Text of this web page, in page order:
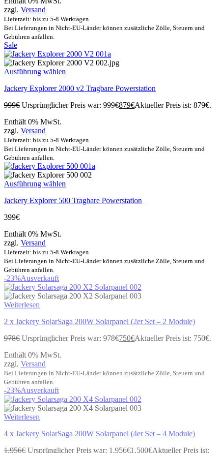
zzgl. Versand
Lieferzeit: bis zu 5-8 Werktagen
Bei Lieferungen in Nicht-EU-Länder können zusätzliche Zölle, Steuern und
Gebühren anfallen.
Sale
Ausführung wählen
Jackery Explorer 2000 v2 Tragbare Powerstation
999€ Ursprünglicher Preis war: 999€879€Aktueller Preis ist: 879€.
Enthält 0% MwSt.
zzgl. Versand
Lieferzeit: bis zu 5-8 Werktagen
Bei Lieferungen in Nicht-EU-Länder können zusätzliche Zölle, Steuern und
Gebühren anfallen.
Ausführung wählen
Jackery Explorer 500 Tragbare Powerstation
399€
Enthält 0% MwSt.
zzgl. Versand
Lieferzeit: bis zu 5-8 Werktagen
Bei Lieferungen in Nicht-EU-Länder können zusätzliche Zölle, Steuern und
Gebühren anfallen.
-23%Ausverkauft
Weiterlesen
2 x Jackery SolarSaga 200W Solarpanel (2er Set – 2 Module)
978€ Ursprünglicher Preis war: 978€750€Aktueller Preis ist: 750€.
Enthält 0% MwSt.
zzgl. Versand
Bei Lieferungen in Nicht-EU-Länder können zusätzliche Zölle, Steuern und
Gebühren anfallen.
-23%Ausverkauft
Weiterlesen
4 x Jackery SolarSaga 200W Solarpanel (4er Set – 4 Module)
1.956€ Ursprünglicher Preis war: 1.956€1.500€Aktueller Preis ist: